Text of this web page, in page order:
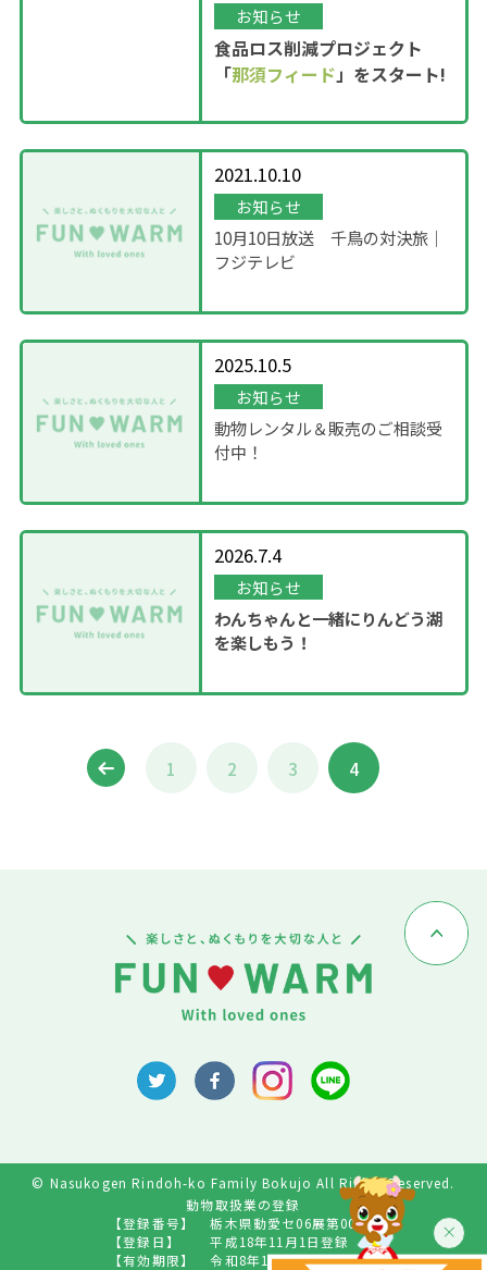
お知らせ
食品ロス削減プロジェクト
「那須フィード」をスタート!
2021.10.10
お知らせ
10月10日放送 千鳥の対決旅｜
フジテレビ
2025.10.5
お知らせ
動物レンタル＆販売のご相談受
付中！
2026.7.4
お知らせ
わんちゃんと一緒にりんどう湖
を楽しもう！
1 2 3 4
© Nasukogen Rindoh-ko Family Bokujo All Rights Reserved.
動物取扱業の登録
【登録番号】
栃木県動愛セ06展第009号
【登録日】
平成18年11月1日登録
【有効期限】
令和8年10月31日